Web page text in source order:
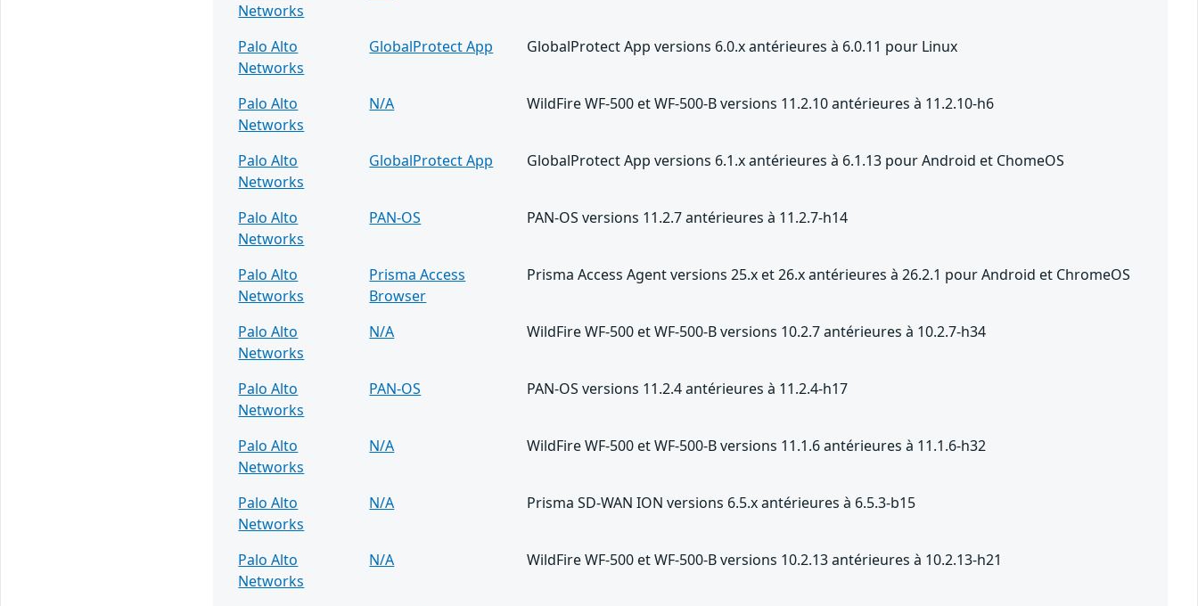
Networks
Palo Alto
Networks
GlobalProtect App GlobalProtect App versions 6.0.x antérieures à 6.0.11 pour Linux
Palo Alto
Networks
N/A WildFire WF-500 et WF-500-B versions 11.2.10 antérieures à 11.2.10-h6
Palo Alto
Networks
GlobalProtect App GlobalProtect App versions 6.1.x antérieures à 6.1.13 pour Android et ChomeOS
Palo Alto
Networks
PAN-OS PAN-OS versions 11.2.7 antérieures à 11.2.7-h14
Palo Alto
Networks
Prisma Access
Browser
Prisma Access Agent versions 25.x et 26.x antérieures à 26.2.1 pour Android et ChromeOS
Palo Alto
Networks
N/A WildFire WF-500 et WF-500-B versions 10.2.7 antérieures à 10.2.7-h34
Palo Alto
Networks
PAN-OS PAN-OS versions 11.2.4 antérieures à 11.2.4-h17
Palo Alto
Networks
N/A WildFire WF-500 et WF-500-B versions 11.1.6 antérieures à 11.1.6-h32
Palo Alto
Networks
N/A Prisma SD-WAN ION versions 6.5.x antérieures à 6.5.3-b15
Palo Alto
Networks
N/A WildFire WF-500 et WF-500-B versions 10.2.13 antérieures à 10.2.13-h21